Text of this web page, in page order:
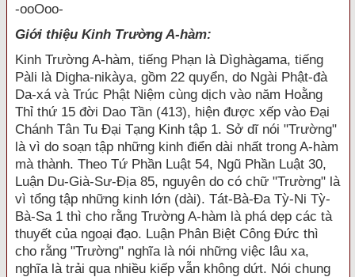
-ooOoo-
Giới thiệu Kinh Trường A-hàm:
Kinh Trường A-hàm, tiếng Phạn là Dìghàgama, tiếng
Pàli là Digha-nikàya, gồm 22 quyển, do Ngài Phật-đà
Da-xá và Trúc Phật Niệm cùng dịch vào năm Hoằng
Thỉ thứ 15 đời Dao Tần (413), hiện được xếp vào Đại
Chánh Tân Tu Đại Tạng Kinh tập 1. Sở dĩ nói "Trường"
là vì do soạn tập những kinh điển dài nhất trong A-hàm
mà thành. Theo Tứ Phần Luật 54, Ngũ Phần Luật 30,
Luận Du-Già-Sư-Địa 85, nguyên do có chữ "Trường" là
vì tổng tập những kinh lớn (dài). Tát-Bà-Đa Tỳ-Ni Tỳ-
Bà-Sa 1 thì cho rằng Trường A-hàm là phá dẹp các tà
thuyết của ngoại đạo. Luận Phân Biệt Công Đức thì
cho rằng "Trường" nghĩa là nói những việc lâu xa,
nghĩa là trải qua nhiều kiếp vẫn không dứt. Nói chung